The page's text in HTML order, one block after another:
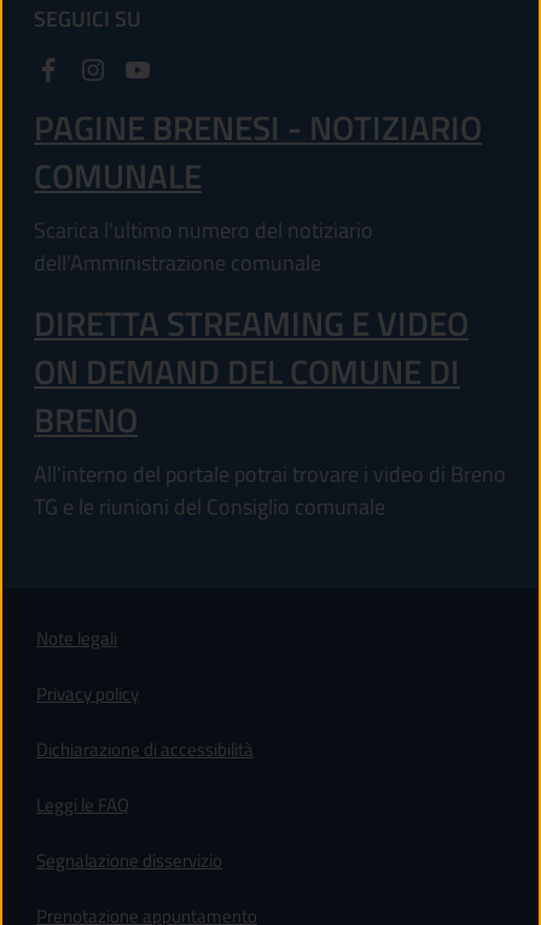
SEGUICI SU
PAGINE BRENESI - NOTIZIARIO
COMUNALE
Scarica l'ultimo numero del notiziario
dell'Amministrazione comunale
DIRETTA STREAMING E VIDEO
ON DEMAND DEL COMUNE DI
BRENO
All'interno del portale potrai trovare i video di Breno
TG e le riunioni del Consiglio comunale
Note legali
Privacy policy
Dichiarazione di accessibilità
Leggi le FAQ
Segnalazione disservizio
Prenotazione appuntamento